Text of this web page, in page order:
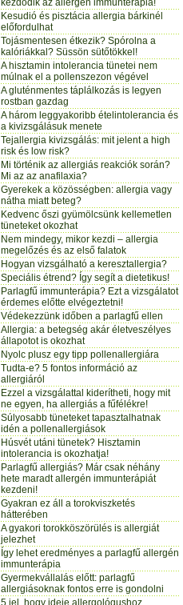
kezdődik az allergén immunterápia!
Kesudió és pisztácia allergia bárkinél
előfordulhat
Tojásmentesen étkezik? Spórolna a
kalóriákkal? Süssön sütőtökkel!
A hisztamin intolerancia tünetei nem
múlnak el a pollenszezon végével
A gluténmentes táplálkozás is legyen
rostban gazdag
A három leggyakoribb ételintolerancia és
a kivizsgálásuk menete
Tejallergia kivizsgálás: mit jelent a high
risk és low risk?
Mi történik az allergiás reakciók során?
Mi az az anafilaxia?
Gyerekek a közösségben: allergia vagy
nátha miatt beteg?
Kedvenc őszi gyümölcsünk kellemetlen
tüneteket okozhat
Nem mindegy, mikor kezdi – allergia
megelőzés és az első falatok
Hogyan vizsgálható a keresztallergia?
Speciális étrend? Így segít a dietetikus!
Parlagfű immunterápia? Ezt a vizsgálatot
érdemes előtte elvégeztetni!
Védekezzünk időben a parlagfű ellen
Allergia: a betegség akár életveszélyes
állapotot is okozhat
Nyolc plusz egy tipp pollenallergiára
Tudta-e? 5 fontos információ az
allergiáról
Ezzel a vizsgálattal kiderítheti, hogy mit
ne egyen, ha allergiás a fűfélékre!
Súlyosabb tüneteket tapasztalhatnak
idén a pollenallergiások
Húsvét utáni tünetek? Hisztamin
intolerancia is okozhatja!
Parlagfű allergiás? Már csak néhány
hete maradt allergén immunterápiát
kezdeni!
Gyakran ez áll a torokviszketés
hátterében
A gyakori torokköszörülés is allergiát
jelezhet
Így lehet eredményes a parlagfű allergén
immunterápia
Gyermekvállalás előtt: parlagfű
allergiásoknak fontos erre is gondolni
5 jel, hogy ideje allergológushoz